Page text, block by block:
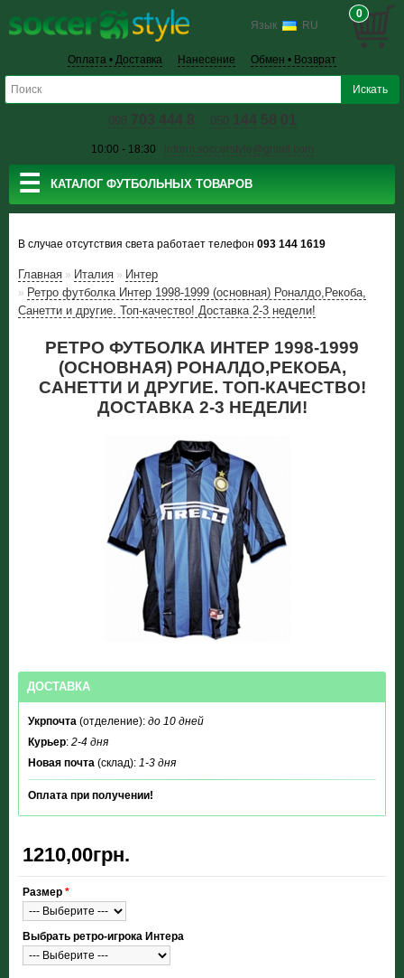
Язык RU
0
Оплата • Доставка Нанесение Обмен • Возврат
098 703 444 8 050 144 58 01
10:00 - 18:30 inform.soccerstyle@gmail.com
☰ КАТАЛОГ ФУТБОЛЬНЫХ ТОВАРОВ
В случае отсутствия света работает телефон 093 144 1619
Главная » Италия » Интер
» Ретро футболка Интер 1998-1999 (основная) Роналдо,Рекоба,
Санетти и другие. Топ-качество! Доставка 2-3 недели!
РЕТРО ФУТБОЛКА ИНТЕР 1998-1999
(ОСНОВНАЯ) РОНАЛДО,РЕКОБА,
САНЕТТИ И ДРУГИЕ. ТОП-КАЧЕСТВО!
ДОСТАВКА 2-3 НЕДЕЛИ!
ДОСТАВКА
Укрпочта (отделение): до 10 дней
Курьер: 2-4 дня
Новая почта (склад): 1-3 дня
Оплата при получении!
1210,00грн.
Размер *
Выбрать ретро-игрока Интера